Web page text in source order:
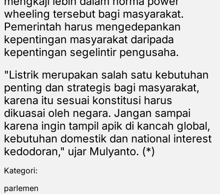
wheeling tersebut bagi masyarakat.
Pemerintah harus mengedepankan
kepentingan masyarakat daripada
kepentingan segelintir pengusaha.
"Listrik merupakan salah satu kebutuhan
penting dan strategis bagi masyarakat,
karena itu sesuai konstitusi harus
dikuasai oleh negara. Jangan sampai
karena ingin tampil apik di kancah global,
kebutuhan domestik dan national interest
kedodoran," ujar Mulyanto. (*)
Kategori:
parlemen